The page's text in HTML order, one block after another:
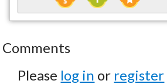
Comments
Please log in or register